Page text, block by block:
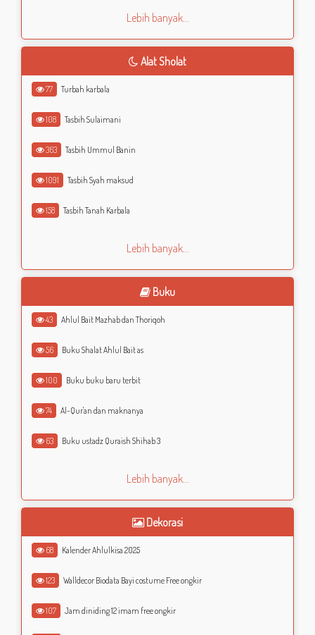
Lebih banyak...
Alat Sholat
77 Turbah karbala
108 Tasbih Sulaimani
363 Tasbih Ummul Banin
1091 Tasbih Syah maksud
158 Tasbih Tanah Karbala
Lebih banyak...
Buku
43 Ahlul Bait Mazhab dan Thoriqoh
56 Buku Shalat Ahlul Bait as
100 Buku buku baru terbit
74 Al-Qur'an dan maknanya
63 Buku ustadz Quraish Shihab 3
Lebih banyak...
Dekorasi
68 Kalender Ahlulkisa 2025
123 Walldecor Biodata Bayi costume Free ongkir
107 Jam diniding 12 imam free ongkir